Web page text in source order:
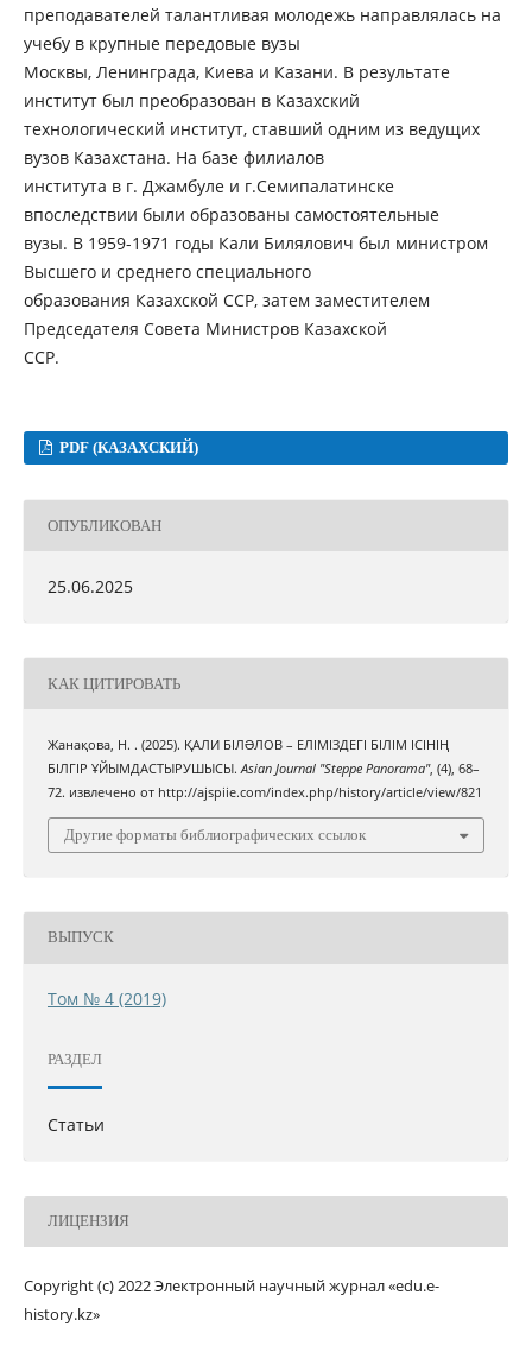
преподавателей талантливая молодежь направлялась на
учебу в крупные передовые вузы
Москвы, Ленинграда, Киева и Казани. В результате
институт был преобразован в Казахский
технологический институт, ставший одним из ведущих
вузов Казахстана. На базе филиалов
института в г. Джамбуле и г.Семипалатинске
впоследствии были образованы самостоятельные
вузы. В 1959-1971 годы Кали Билялович был министром
Высшего и среднего специального
образования Казахской ССР, затем заместителем
Председателя Совета Министров Казахской
ССР.
PDF (КАЗАХСКИЙ)
ОПУБЛИКОВАН
25.06.2025
КАК ЦИТИРОВАТЬ
Жанақова, Н. . (2025). ҚАЛИ БІЛƏЛОВ – ЕЛІМІЗДЕГІ БІЛІМ ІСІНІҢ
БІЛГІР ҰЙЫМДАСТЫРУШЫСЫ.Asian Journal "Steppe Panorama", (4), 68–
72. извлечено от http://ajspiie.com/index.php/history/article/view/821
Другие форматы библиографических ссылок
ВЫПУСК
Том № 4 (2019)
РАЗДЕЛ
Статьи
ЛИЦЕНЗИЯ
Copyright (c) 2022 Электронный научный журнал «edu.e-
history.kz»